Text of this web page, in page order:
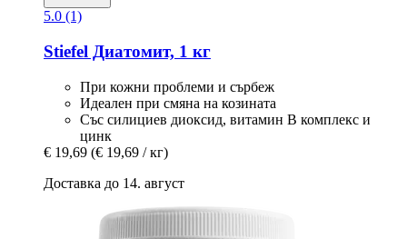
5.0 (1)
Stiefel Диатомит, 1 кг
При кожни проблеми и сърбеж
Идеален при смяна на козината
Със силициев диоксид, витамин В комплекс и
цинк
€ 19,69 (€ 19,69 / кг)
Доставка до 14. август